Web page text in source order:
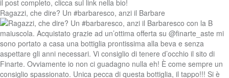
Ragazzi, che dire? Un #barbaresco, anzi il Barbare